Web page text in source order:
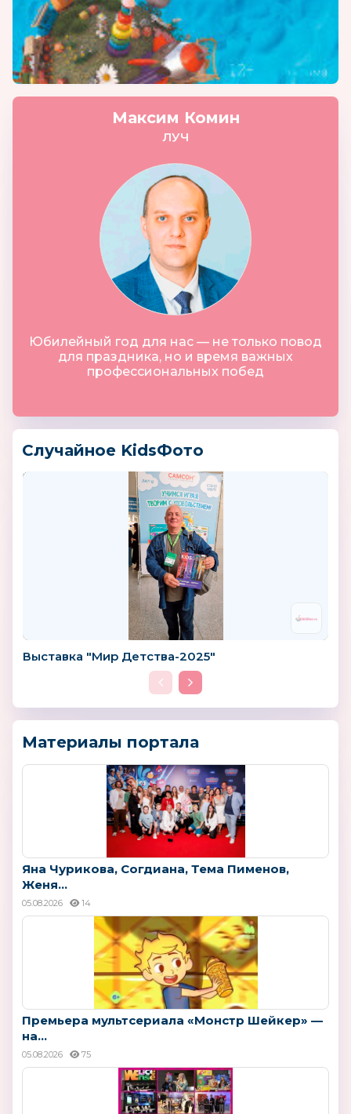
Максим Комин
ЛУЧ
Юбилейный год для нас — не только повод
для праздника, но и время важных
профессиональных побед
Случайное KidsФото
Выставка "Мир Детства-2025"
Материалы портала
Яна Чурикова, Согдиана, Тема Пименов,
Женя...
05.08.2026 14
Премьера мультсериала «Монстр Шейкер» —
на...
05.08.2026 75